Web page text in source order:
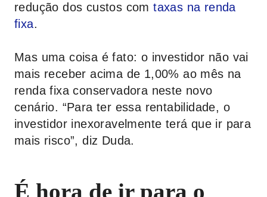
redução dos custos comtaxas na renda
fixa.
Mas uma coisa é fato: o investidor não vai
mais receber acima de 1,00% ao mês na
renda fixa conservadora neste novo
cenário. “Para ter essa rentabilidade, o
investidor inexoravelmente terá que ir para
mais risco”, diz Duda.
É hora de ir para o